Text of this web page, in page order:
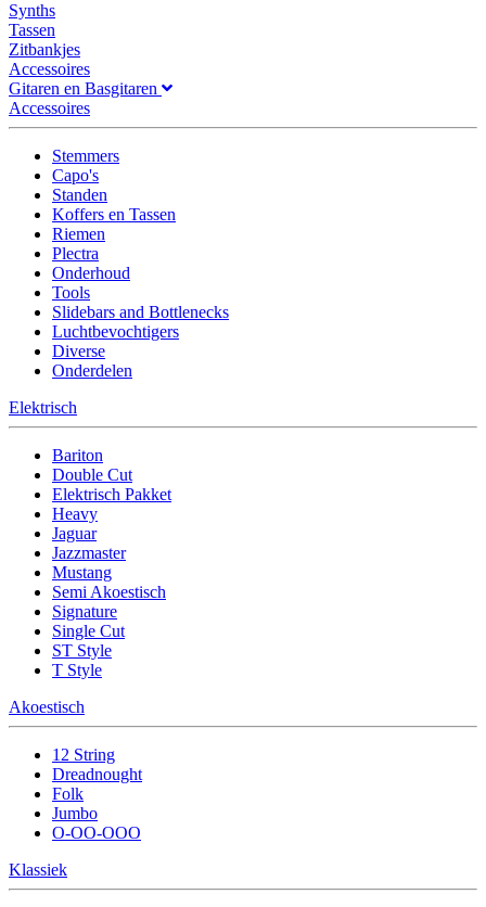
Synths
Tassen
Zitbankjes
Accessoires
Gitaren en Basgitaren
Accessoires
Stemmers
Capo's
Standen
Koffers en Tassen
Riemen
Plectra
Onderhoud
Tools
Slidebars and Bottlenecks
Luchtbevochtigers
Diverse
Onderdelen
Elektrisch
Bariton
Double Cut
Elektrisch Pakket
Heavy
Jaguar
Jazzmaster
Mustang
Semi Akoestisch
Signature
Single Cut
ST Style
T Style
Akoestisch
12 String
Dreadnought
Folk
Jumbo
O-OO-OOO
Klassiek